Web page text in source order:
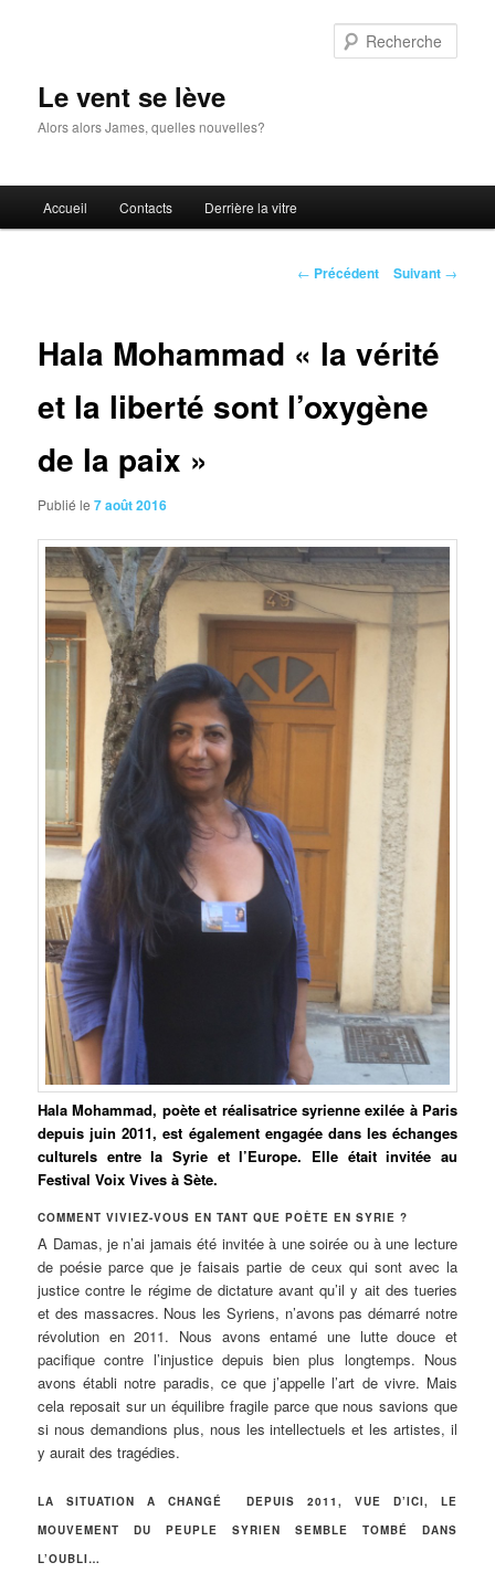
Le vent se lève
Alors alors James, quelles nouvelles?
principal
Accueil Contacts Derrière la vitre
Navigation
← Précédent Suivant →
Hala Mohammad « la vérité
et la liberté sont l’oxygène
de la paix »
Publié le7 août 2016
Hala Mohammad, poète et réalisatrice syrienne exilée à Paris
depuis juin 2011, est également engagée dans les échanges
culturels entre la Syrie et l’Europe. Elle était invitée au
Festival Voix Vives à Sète.
COMMENT VIVIEZ-VOUS EN TANT QUE POÈTE EN SYRIE ?
A Damas, je n’ai jamais été invitée à une soirée ou à une lecture
de poésie parce que je faisais partie de ceux qui sont avec la
justice contre le régime de dictature avant qu’il y ait des tueries
et des massacres. Nous les Syriens, n’avons pas démarré notre
révolution en 2011. Nous avons entamé une lutte douce et
pacifique contre l’injustice depuis bien plus longtemps. Nous
avons établi notre paradis, ce que j’appelle l’art de vivre. Mais
cela reposait sur un équilibre fragile parce que nous savions que
si nous demandions plus, nous les intellectuels et les artistes, il
y aurait des tragédies.
LA SITUATION A CHANGÉ DEPUIS 2011, VUE D’ICI, LE
MOUVEMENT DU PEUPLE SYRIEN SEMBLE TOMBÉ DANS
L’OUBLI…